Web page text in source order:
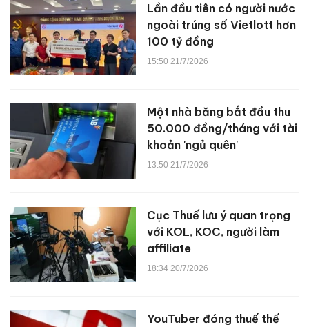
Lần đầu tiên có người nước
ngoài trúng số Vietlott hơn
100 tỷ đồng
15:50 21/7/2026
Một nhà băng bắt đầu thu
50.000 đồng/tháng với tài
khoản 'ngủ quên'
13:50 21/7/2026
Cục Thuế lưu ý quan trọng
với KOL, KOC, người làm
affiliate
18:34 20/7/2026
YouTuber đóng thuế thế